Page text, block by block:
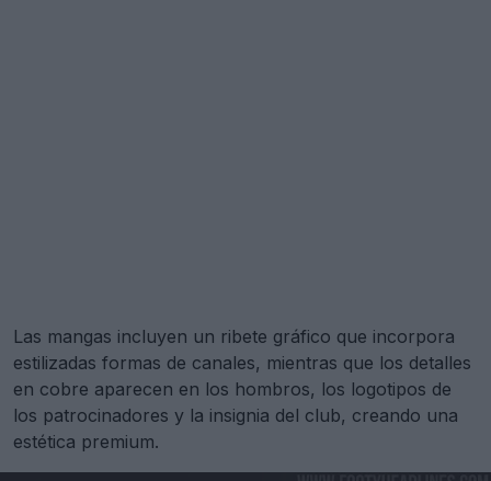
Las mangas incluyen un ribete gráfico que incorpora
estilizadas formas de canales, mientras que los detalles
en cobre aparecen en los hombros, los logotipos de
los patrocinadores y la insignia del club, creando una
estética premium.